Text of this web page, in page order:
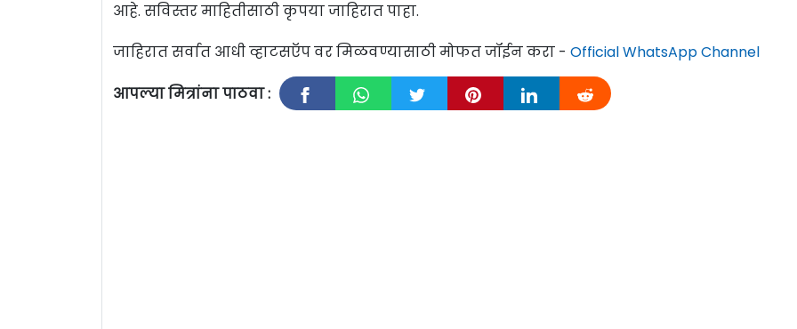
आहे. सविस्तर माहितीसाठी कृपया जाहिरात पाहा.
जाहिरात सर्वात आधी व्हाटसऍप वर मिळवण्यासाठी मोफत जॉईन करा - Official WhatsApp Channel
आपल्या मित्रांना पाठवा :